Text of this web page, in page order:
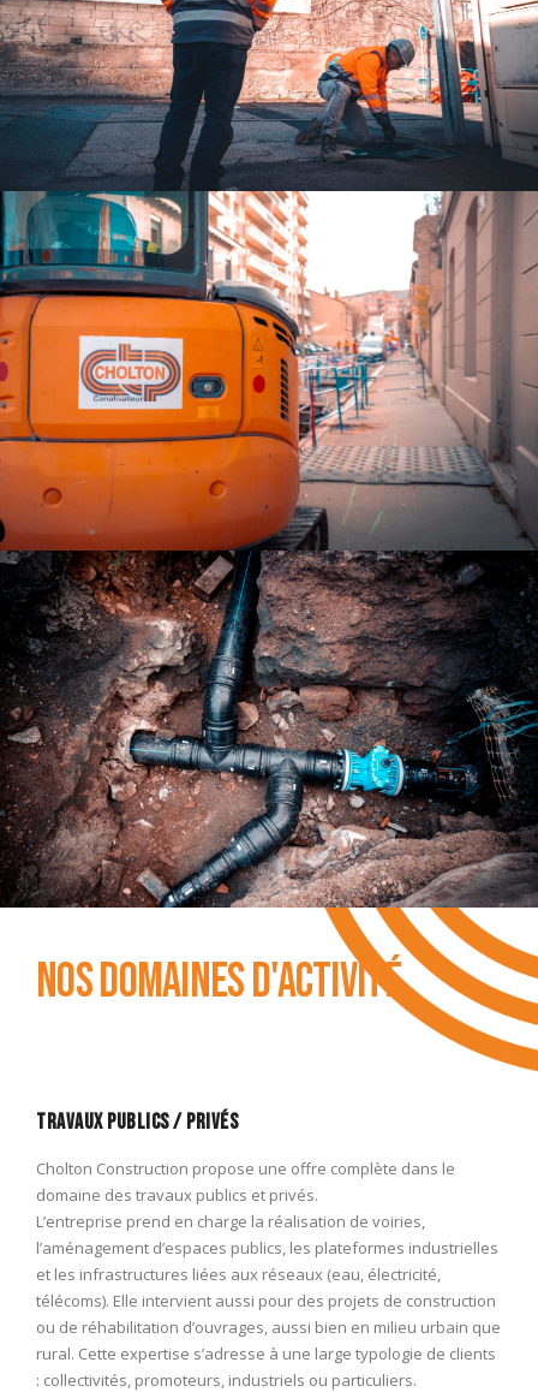
Nos domaines d'activité
Travaux publics / privés
Cholton Construction propose une offre complète dans le
domaine des travaux publics et privés.
L’entreprise prend en charge la réalisation de voiries,
l’aménagement d’espaces publics, les plateformes industrielles
et les infrastructures liées aux réseaux (eau, électricité,
télécoms). Elle intervient aussi pour des projets de construction
ou de réhabilitation d’ouvrages, aussi bien en milieu urbain que
rural. Cette expertise s’adresse à une large typologie de clients
: collectivités, promoteurs, industriels ou particuliers.